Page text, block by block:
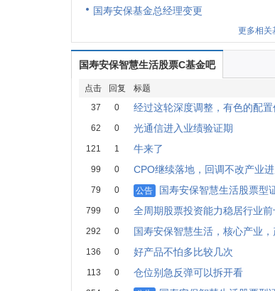
国寿安保基金总经理变更
更多相关
国寿安保智慧生活股票C基金吧
点击 回复 标题
37
0 经过这轮深度调整，有色的配
62 0 光通信进入业绩验证期
121 1 牛来了
99 0 CPO继续落地，回调不改产业
79 0 公告 国寿安保智慧生活股票型
799 0 全周期股票投资能力稳居行业
292 0 国寿安保智慧生活，核心产业
136 0 好产品不怕多比较几次
113 0 仓位别急反弹可以拆开看